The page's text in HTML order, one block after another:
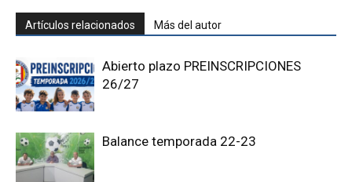
Artículos relacionados Más del autor
Abierto plazo PREINSCRIPCIONES
26/27
Balance temporada 22-23